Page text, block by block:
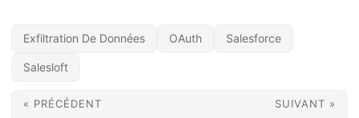
Exfiltration De Données OAuth Salesforce
Salesloft
« PRÉCÉDENT SUIVANT »